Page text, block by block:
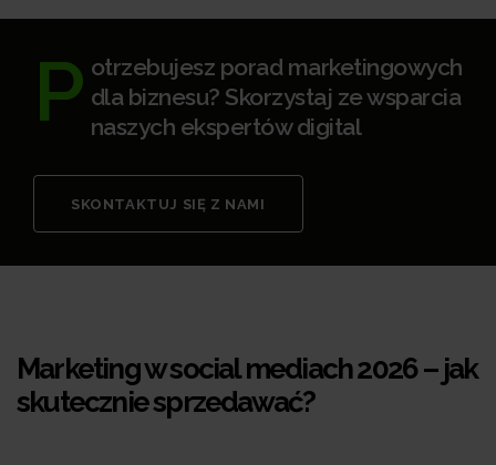
P otrzebujesz porad marketingowych
dla biznesu? Skorzystaj ze wsparcia
naszych ekspertów digital
SKONTAKTUJ SIĘ Z NAMI
Marketing w social mediach 2026 – jak
skutecznie sprzedawać?